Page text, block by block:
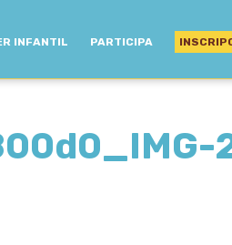
INFANTIL PARTICIPA